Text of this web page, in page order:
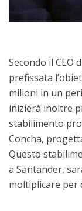
Secondo il CEO
prefissata
milioni in un
inizierà inoltre
stabilimento
Concha,
Questo
a Santander,
moltiplicare per